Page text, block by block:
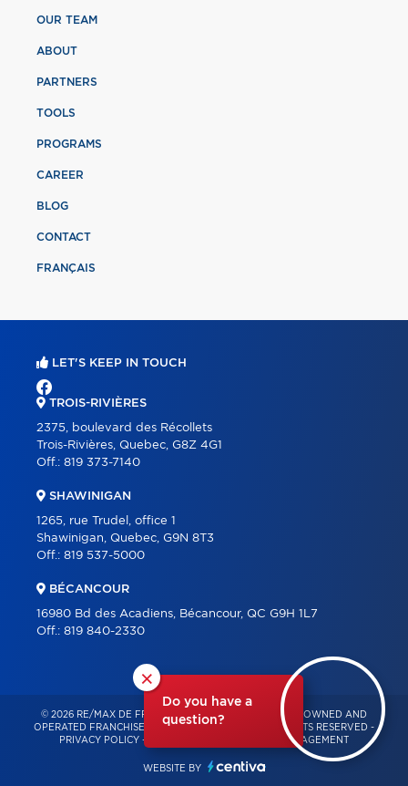
×
Do you have a
question?
OUR TEAM
ABOUT
PARTNERS
TOOLS
PROGRAMS
CAREER
BLOG
CONTACT
FRANÇAIS
LET'S KEEP IN TOUCH
TROIS-RIVIÈRES
2375, boulevard des Récollets
Trois-Rivières, Quebec, G8Z 4G1
Off.: 819 373-7140
SHAWINIGAN
1265, rue Trudel, office 1
Shawinigan, Quebec, G9N 8T3
Off.: 819 537-5000
BÉCANCOUR
16980 Bd des Acadiens, Bécancour, QC G9H 1L7
Off.: 819 840-2330
© 2026 RE/MAX DE FRANCHEVILLE – INDEPENDENTLY OWNED AND
OPERATED FRANCHISE OF RE/MAX QUÉBEC – ALL RIGHTS RESERVED -
PRIVACY POLICY - CONSENT MANAGEMENT
WEBSITE BY